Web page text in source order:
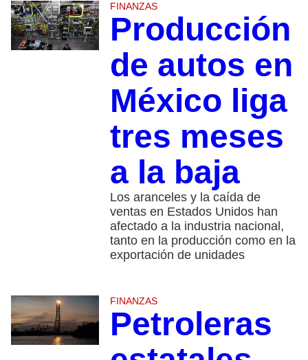
FINANZAS
Producción
de autos en
México liga
tres meses
a la baja
Los aranceles y la caída de
ventas en Estados Unidos han
afectado a la industria nacional,
tanto en la producción como en la
exportación de unidades
FINANZAS
Petroleras